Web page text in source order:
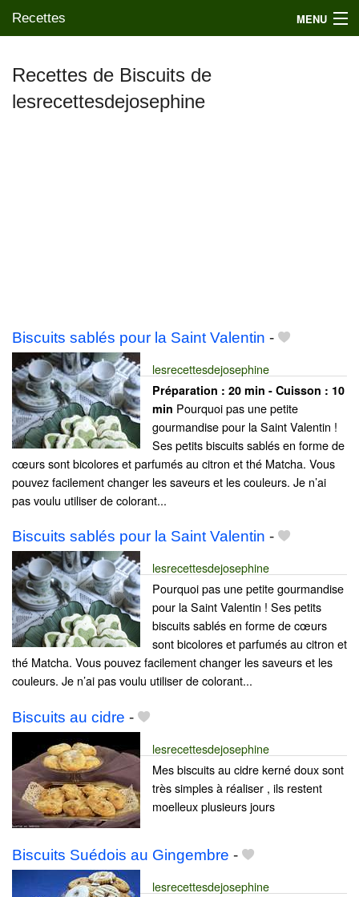
Recettes MENU
Mes blogs préférés
Recettes de Biscuits de
lesrecettesdejosephine
Biscuits sablés pour la Saint Valentin -
lesrecettesdejosephine
Préparation : 20 min - Cuisson : 10
min Pourquoi pas une petite
gourmandise pour la Saint Valentin !
Ses petits biscuits sablés en forme de
cœurs sont bicolores et parfumés au citron et thé Matcha. Vous
pouvez facilement changer les saveurs et les couleurs. Je n’ai
pas voulu utiliser de colorant...
Biscuits sablés pour la Saint Valentin -
lesrecettesdejosephine
Pourquoi pas une petite gourmandise
pour la Saint Valentin ! Ses petits
biscuits sablés en forme de cœurs
sont bicolores et parfumés au citron et
thé Matcha. Vous pouvez facilement changer les saveurs et les
couleurs. Je n’ai pas voulu utiliser de colorant...
Biscuits au cidre -
lesrecettesdejosephine
Mes biscuits au cidre kerné doux sont
très simples à réaliser , ils restent
moelleux plusieurs jours
Biscuits Suédois au Gingembre -
lesrecettesdejosephine